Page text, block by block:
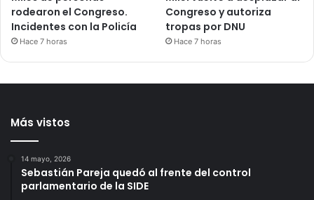
rodearon el Congreso.
Incidentes con la Policía
Hace 7 horas
Congreso y autoriza
tropas por DNU
Hace 7 horas
Más vistos
14 mayo, 2026
Sebastián Pareja quedó al frente del control
parlamentario de la SIDE